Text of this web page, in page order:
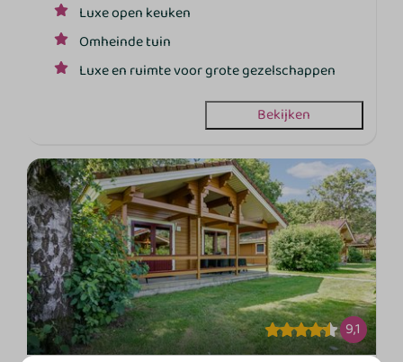
Luxe open keuken
Omheinde tuin
Luxe en ruimte voor grote gezelschappen
Bekijken
9,1